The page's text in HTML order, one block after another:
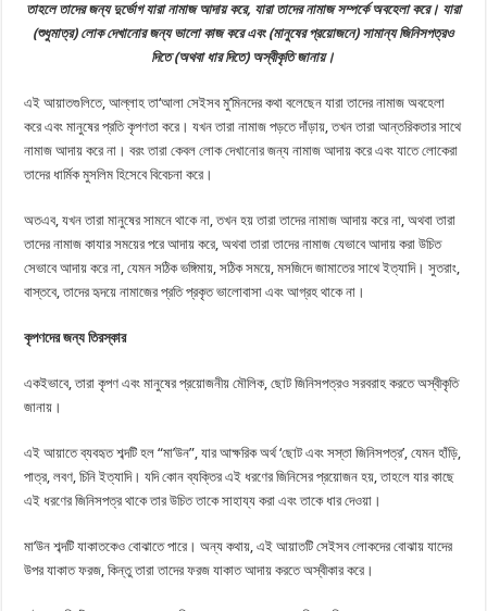
তাহলে তাদের জন্য দুর্ভোগ যারা নামাজ আদায় করে, যারা তাদের নামাজ সম্পর্কে অবহেলা করে। যারা
(শুধুমাত্র) লোক দেখানোর জন্য ভালো কাজ করে এবং (মানুষের প্রয়োজনে) সামান্য জিনিসপত্রও
দিতে (অথবা ধার দিতে) অস্বীকৃতি জানায়।
এই আয়াতগুলিতে, আল্লাহ তা‘আলা সেইসব মু’মিনদের কথা বলেছেন যারা তাদের নামাজ অবহেলা
করে এবং মানুষের প্রতি কৃপণতা করে। যখন তারা নামাজ পড়তে দাঁড়ায়, তখন তারা আন্তরিকতার সাথে
নামাজ আদায় করে না। বরং তারা কেবল লোক দেখানোর জন্য নামাজ আদায় করে এবং যাতে লোকেরা
তাদের ধার্মিক মুসলিম হিসেবে বিবেচনা করে।
অতএব, যখন তারা মানুষের সামনে থাকে না, তখন হয় তারা তাদের নামাজ আদায় করে না, অথবা তারা
তাদের নামাজ কাযার সময়ের পরে আদায় করে, অথবা তারা তাদের নামাজ যেভাবে আদায় করা উচিত
সেভাবে আদায় করে না, যেমন সঠিক ভঙ্গিমায়, সঠিক সময়ে, মসজিদে জামাতের সাথে ইত্যাদি। সুতরাং,
বাস্তবে, তাদের হৃদয়ে নামাজের প্রতি প্রকৃত ভালোবাসা এবং আগ্রহ থাকে না।
কৃপণদের জন্য তিরস্কার
একইভাবে, তারা কৃপণ এবং মানুষের প্রয়োজনীয় মৌলিক, ছোট জিনিসপত্রও সরবরাহ করতে অস্বীকৃতি
জানায়।
এই আয়াতে ব্যবহৃত শব্দটি হল “মা’উন”, যার আক্ষরিক অর্থ ‘ছোট এবং সস্তা জিনিসপত্র’, যেমন হাঁড়ি,
পাত্র, লবণ, চিনি ইত্যাদি। যদি কোন ব্যক্তির এই ধরণের জিনিসের প্রয়োজন হয়, তাহলে যার কাছে
এই ধরণের জিনিসপত্র থাকে তার উচিত তাকে সাহায্য করা এবং তাকে ধার দেওয়া।
মা’উন শব্দটি যাকাতকেও বোঝাতে পারে। অন্য কথায়, এই আয়াতটি সেইসব লোকদের বোঝায় যাদের
উপর যাকাত ফরজ, কিন্তু তারা তাদের ফরজ যাকাত আদায় করতে অস্বীকার করে।